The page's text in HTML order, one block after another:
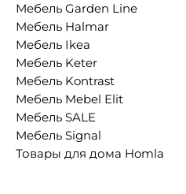
Мебель Garden Line
Мебель Halmar
Мебель Ikea
Мебель Keter
Мебель Kontrast
Мебель Mebel Elit
Мебель SALE
Мебель Signal
Товары для дома Homla